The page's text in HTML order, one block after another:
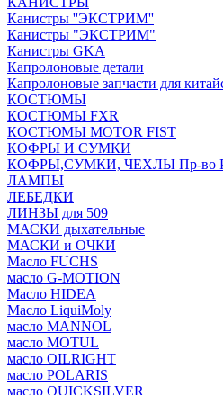
Канистры ''ЭКСТРИМ''
Канистры "ЭКСТРИМ"
Канистры GKA
Капролоновые детали
Капролоновые запчасти для
КОСТЮМЫ
КОСТЮМЫ FXR
КОСТЮМЫ MOTOR FIST
КОФРЫ И СУМКИ
КОФРЫ,СУМКИ, ЧЕХЛЫ Пр-во
ЛАМПЫ
ЛЕБЕДКИ
ЛИНЗЫ для 509
МАСКИ дыхательные
МАСКИ и ОЧКИ
Масло FUCHS
масло G-MOTION
Масло HIDEA
Масло LiquiMoly
масло MANNOL
масло MOTUL
масло OILRIGHT
масло POLARIS
масло QUICKSILVER